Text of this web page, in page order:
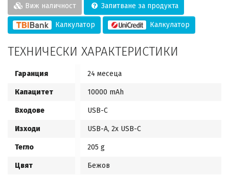
Виж наличност Запитване за продукта
Калкулатор Калкулатор
ТЕХНИЧЕСКИ ХАРАКТЕРИСТИКИ
Гаранция 24 месеца
Капацитет 10000 mAh
Входове USB-C
Изходи USB-A, 2x USB-C
Тегло 205 g
Цвят Бежов